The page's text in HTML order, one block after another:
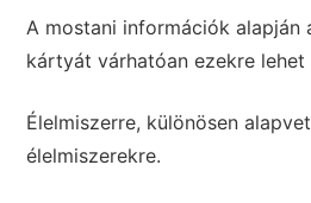
A mostani információk alapján
kártyát várhatóan ezekre lehet
Élelmiszerre, különösen
élelmiszerekre.